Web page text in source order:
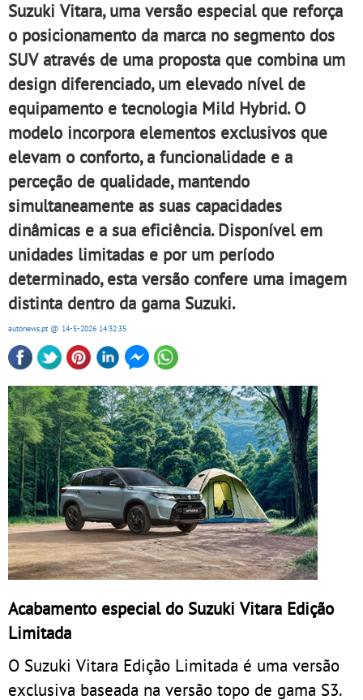
Suzuki Vitara, uma versão especial que reforça
o posicionamento da marca no segmento dos
SUV através de uma proposta que combina um
design diferenciado, um elevado nível de
equipamento e tecnologia Mild Hybrid. O
modelo incorpora elementos exclusivos que
elevam o conforto, a funcionalidade e a
perceção de qualidade, mantendo
simultaneamente as suas capacidades
dinâmicas e a sua eficiência. Disponível em
unidades limitadas e por um período
determinado, esta versão confere uma imagem
distinta dentro da gama Suzuki.
autonews.pt @ 14-5-2026 14:32:35
Acabamento especial do Suzuki Vitara Edição
Limitada
O Suzuki Vitara Edição Limitada é uma versão
exclusiva baseada na versão topo de gama S3.